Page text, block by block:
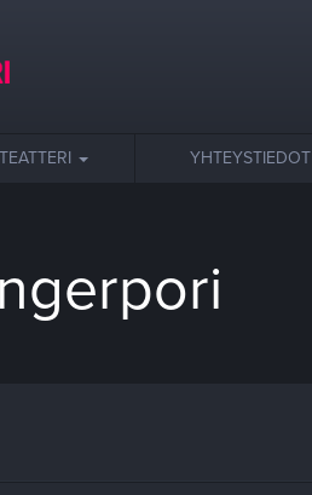
TEATTERI YHTEYSTIEDOT